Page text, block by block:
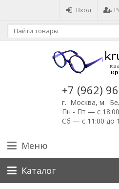
Вход
+7 (962)
г. Москва, м.
Пн - Пт — с
Сб — с 11:00 до
Меню
Каталог